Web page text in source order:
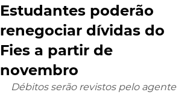
Estudantes poderão
renegociar dívidas do
Fies a partir de
novembro
Débitos serão revistos pelo agente